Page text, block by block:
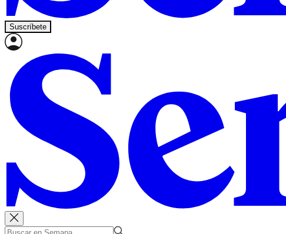
Suscríbete